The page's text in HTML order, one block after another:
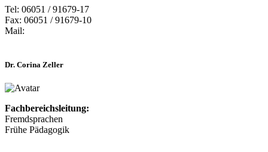
Tel: 06051 / 91679-17
Fax: 06051 / 91679-10
Mail:
Dr. Corina Zeller
Fachbereichsleitung:
Fremdsprachen
Frühe Pädagogik